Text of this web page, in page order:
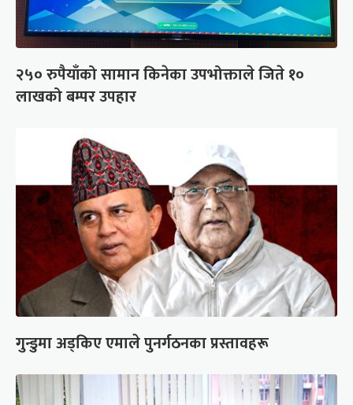
२५० रुपैयाँको सामान किनेका उपभोक्ताले जिते १०
लाखको बम्पर उपहार
गुन्डुमा अड्किए एमाले पुनर्गठनका प्रस्तावहरू